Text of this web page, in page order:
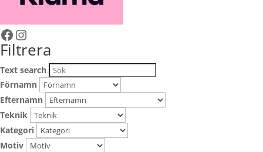
Facebook
Instagram
Filtrera
Text search
Förnamn
Efternamn
Teknik
Kategori
Motiv